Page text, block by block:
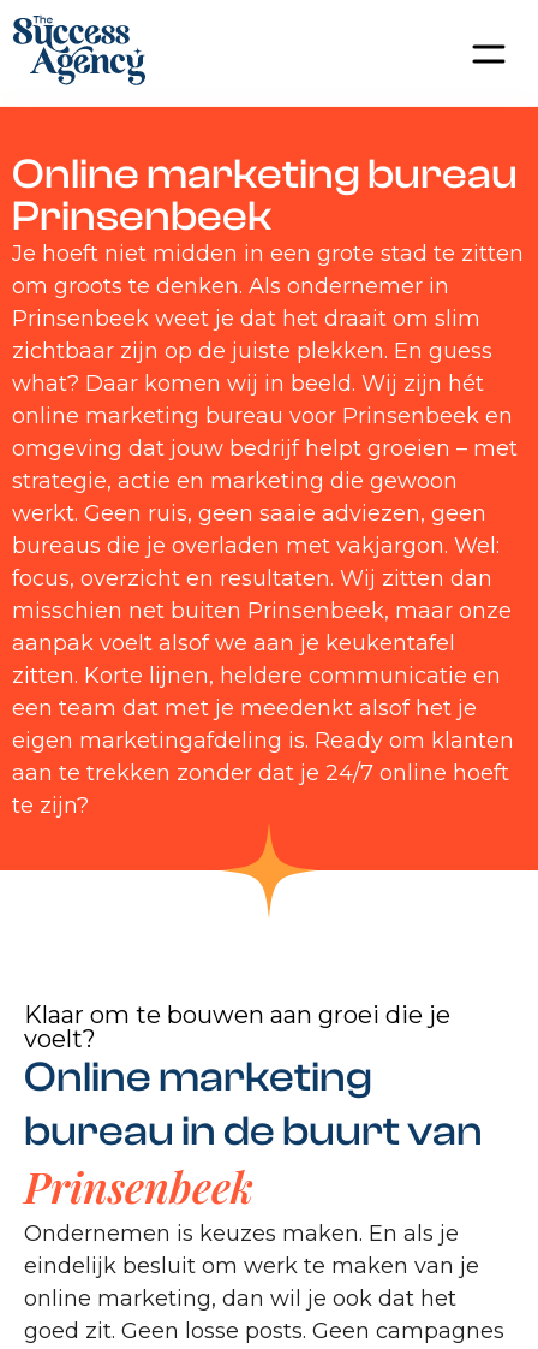
Online marketing bureau
Prinsenbeek
Je hoeft niet midden in een grote stad te zitten
om groots te denken. Als ondernemer in
Prinsenbeek weet je dat het draait om slim
zichtbaar zijn op de juiste plekken. En guess
what? Daar komen wij in beeld. Wij zijn hét
online marketing bureau voor Prinsenbeek en
omgeving dat jouw bedrijf helpt groeien – met
strategie, actie en marketing die gewoon
werkt. Geen ruis, geen saaie adviezen, geen
bureaus die je overladen met vakjargon. Wel:
focus, overzicht en resultaten. Wij zitten dan
misschien net buiten Prinsenbeek, maar onze
aanpak voelt alsof we aan je keukentafel
zitten. Korte lijnen, heldere communicatie en
een team dat met je meedenkt alsof het je
eigen marketingafdeling is. Ready om klanten
aan te trekken zonder dat je 24/7 online hoeft
te zijn?
Klaar om te bouwen aan groei die je
voelt?
Online marketing
bureau in de buurt van
Prinsenbeek
Ondernemen is keuzes maken. En als je
eindelijk besluit om werk te maken van je
online marketing, dan wil je ook dat het
goed zit. Geen losse posts. Geen campagnes